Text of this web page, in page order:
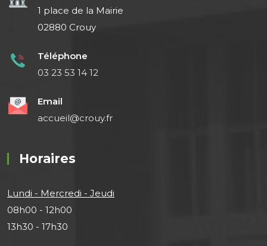
1 place de la Mairie
02880 Crouy
Téléphone
03 23 53 14 12
Email
accueil@crouy.fr
Horaires
Lundi - Mercredi - Jeudi
08h00 - 12h00
13h30 - 17h30